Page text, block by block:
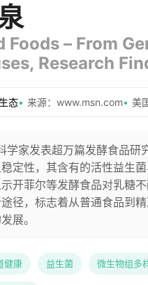
Foods – From
Research
态 来源：www.msn.com 美
学家发表超万篇发酵食品研
定性，其含有的活性益生
开菲尔等发酵食品对乳糖
径，标志着从普通食品到
展。
健康 益生菌 微生物组多